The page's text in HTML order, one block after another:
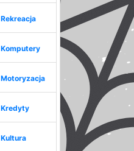
Rekreacja
Komputery
Motoryzacja
Kredyty
Kultura